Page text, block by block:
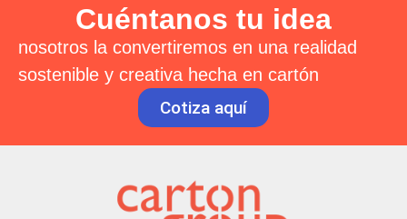
Cuéntanos tu idea
nosotros la convertiremos en una realidad
sostenible y creativa hecha en cartón
Cotiza aquí